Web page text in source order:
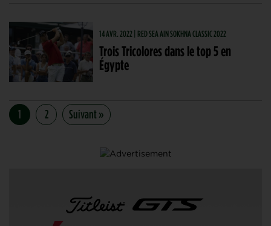
14 AVR. 2022 | RED SEA AIN SOKHNA CLASSIC 2022
Trois Tricolores dans le top 5 en
Égypte
1 2 Suivant »